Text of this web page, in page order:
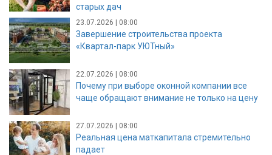
старых дач
23.07.2026 | 08:00
Завершение строительства проекта
«Квартал-парк УЮТный»
22.07.2026 | 08:00
Почему при выборе оконной компании все
чаще обращают внимание не только на цену
27.07.2026 | 08:00
Реальная цена маткапитала стремительно
падает